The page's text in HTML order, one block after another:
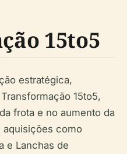
15to5
estratégica,
15to5,
frota e no aumento da
aquisições como
e Lanchas de